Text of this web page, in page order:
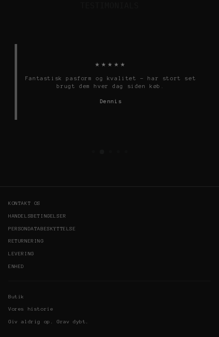
★★★★★
Fantastisk pasform og kvalitet - har stort set
brugt dem hver dag siden køb.
Dennis
KONTAKT OS
HANDELSBETINGELSER
PERSONDATABESKYTTELSE
RETURNERING
LEVERING
ENHED
Butik
Vores historie
Giv aldrig op. Grav dybt.